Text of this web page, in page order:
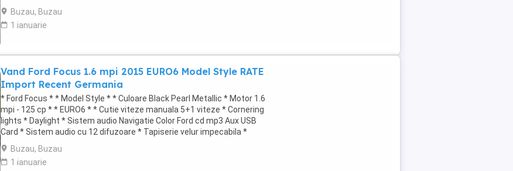
jante ...
Buzau, Buzau
1 ianuarie
Vand Ford Focus 1.6 mpi 2015 EURO6 Model Style RATE
Import Recent Germania
* Ford Focus * * Model Style * * Culoare Black Pearl Metallic * Motor 1.6
mpi - 125 cp * * EURO6 * * Cutie viteze manuala 5+1 viteze * Cornering
lights * Daylight * Sistem audio Navigatie Color Ford cd mp3 Aux USB
Card * Sistem audio cu 12 difuzoare * Tapiserie velur impecabila *
Incalzire ...
Buzau, Buzau
1 ianuarie